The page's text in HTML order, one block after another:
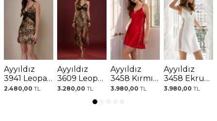
Ayyıldız
3941 Leopar
Saten
2.480,00 TL
Ayyıldız
3609 Leopar
Saten
3.280,00 TL
Ayyıldız
3458 Kırmızı
Saten
3.980,00 TL
Ayyıldız
3458 Ekru
Saten
3.980,00 TL